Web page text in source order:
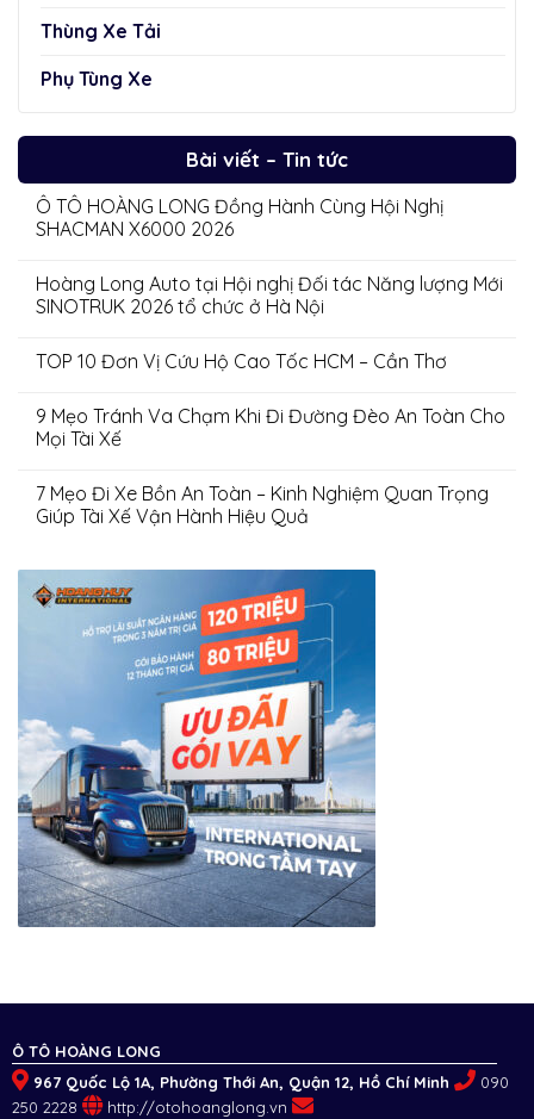
Thùng Xe Tải
Phụ Tùng Xe
Bài viết – Tin tức
Ô TÔ HOÀNG LONG Đồng Hành Cùng Hội Nghị
SHACMAN X6000 2026
Hoàng Long Auto tại Hội nghị Đối tác Năng lượng Mới
SINOTRUK 2026 tổ chức ở Hà Nội
TOP 10 Đơn Vị Cứu Hộ Cao Tốc HCM – Cần Thơ
9 Mẹo Tránh Va Chạm Khi Đi Đường Đèo An Toàn Cho
Mọi Tài Xế
7 Mẹo Đi Xe Bồn An Toàn – Kinh Nghiệm Quan Trọng
Giúp Tài Xế Vận Hành Hiệu Quả
Ô TÔ HOÀNG LONG
967 Quốc Lộ 1A, Phường Thới An, Quận 12, Hồ Chí Minh
090
250 2228
http://otohoanglong.vn